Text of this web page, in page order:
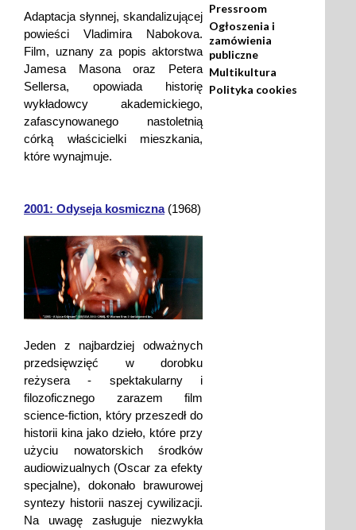
Adaptacja słynnej, skandalizującej
powieści Vladimira Nabokova.
Film, uznany za popis aktorstwa
Jamesa Masona oraz Petera
Sellersa, opowiada historię
wykładowcy akademickiego,
zafascynowanego nastoletnią
córką właścicielki mieszkania,
które wynajmuje.
2001: Odyseja kosmiczna(1968)
Jeden z najbardziej odważnych
przedsięwzięć w dorobku
reżysera - spektakularny i
filozoficznego zarazem film
science-fiction, który przeszedł do
historii kina jako dzieło, które przy
użyciu nowatorskich środków
audiowizualnych (Oscar za efekty
specjalne), dokonało brawurowej
syntezy historii naszej cywilizacji.
Na uwagę zasługuje niezwykła
Pressroom
Ogłoszenia i
zamówienia
publiczne
Multikultura
Polityka cookies